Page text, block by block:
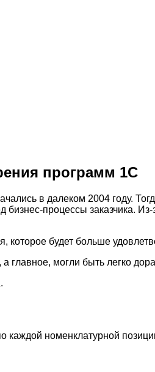
программ 1С
в далеком 2004
процессы заказчика.
будет больше
могли быть легко
каждой номенклатурной